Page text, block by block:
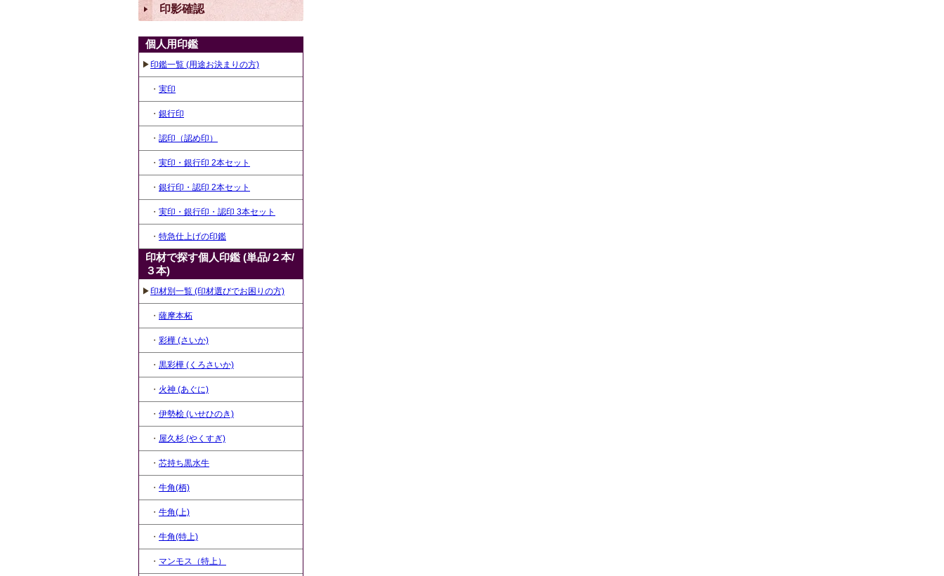
印影確認
個人用印鑑
▶印鑑一覧 (用途お決まりの方)
・ 実印
・ 銀行印
・ 認印（認め印）
・ 実印・銀行印 2本セット
・ 銀行印・認印 2本セット
・ 実印・銀行印・認印 3本セット
・ 特急仕上げの印鑑
印材で探す個人印鑑 (単品/２本/
３本)
▶印材別一覧 (印材選びでお困りの方)
・ 薩摩本柘
・ 彩樺 (さいか)
・ 黒彩樺 (くろさいか)
・ 火神 (あぐに)
・ 伊勢桧 (いせひのき)
・ 屋久杉 (やくすぎ)
・ 芯持ち黒水牛
・ 牛角(柄)
・ 牛角(上)
・ 牛角(特上)
・ マンモス（特上）